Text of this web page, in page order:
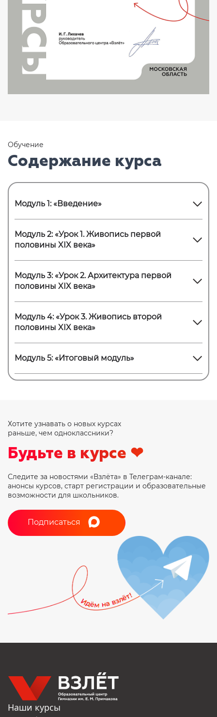
Обучение
Содержание курса
Модуль 1: «Введение»
Модуль 2: «Урок 1. Живопись первой
половины XIX века»
Модуль 3: «Урок 2. Архитектура первой
половины XIX века»
Модуль 4: «Урок 3. Живопись второй
половины XIX века»
Модуль 5: «Итоговый модуль»
Хотите узнавать о новых курсах
раньше, чем одноклассники?
Будьте в курсе ❤
Следите за новостями «Взлёта» в Телеграм-канале:
анонсы курсов, старт регистрации и образовательные
возможности для школьников.
Подписаться
Наши курсы